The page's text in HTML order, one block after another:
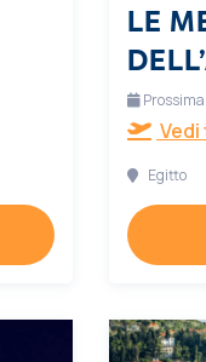
LE
Egitto